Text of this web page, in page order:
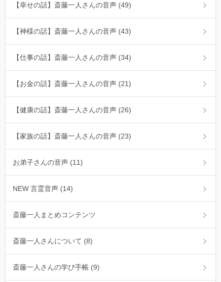
【幸せの話】斎藤一人さんの音声 (49)
【神様の話】斎藤一人さんの音声 (43)
【仕事の話】斎藤一人さんの音声 (34)
【お金の話】斎藤一人さんの音声 (21)
【健康の話】斎藤一人さんの音声 (26)
【家族の話】斎藤一人さんの音声 (23)
お弟子さんの音声 (11)
NEW 言霊音声 (14)
斎藤一人まとめコンテンツ
斎藤一人さんについて (8)
斎藤一人さんの学び手帳 (9)